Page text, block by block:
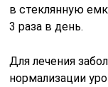
в стеклянную
3 раза в день.
Для лечения
нормализации